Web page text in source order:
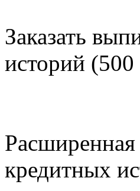
Заказать
историй (500
кредитных